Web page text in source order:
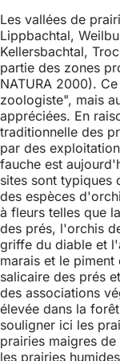
Les vallées de
Lippbachtal,
Kellersbachtal,
partie des zones
NATURA 2000).
zoologiste", mais
appréciées. En
traditionnelle des
par des
fauche est
sites sont typiques
des espèces
à fleurs telles que
des prés, l'orchis
griffe du diable et
marais et le
salicaire des prés
des associations
élevée dans la
souligner ici les
prairies maigres
les prairies